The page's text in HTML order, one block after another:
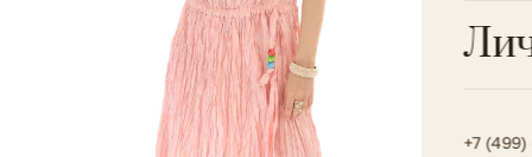
Весь
+7